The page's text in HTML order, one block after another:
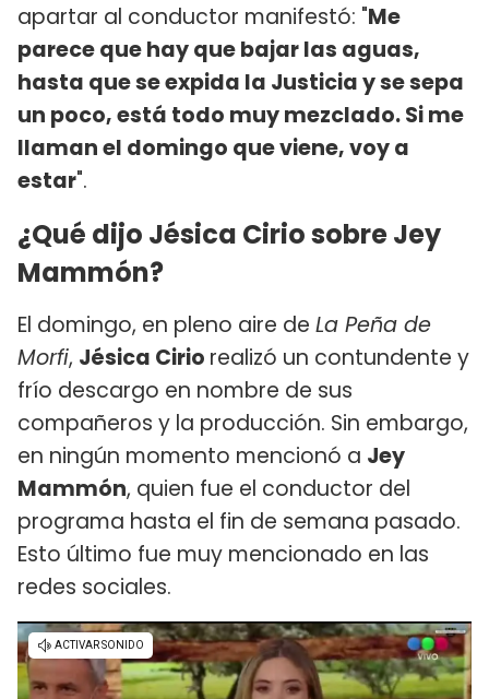
apartar al conductor manifestó: "Me
parece que hay que bajar las aguas,
hasta que se expida la Justicia y se sepa
un poco, está todo muy mezclado. Si me
llaman el domingo que viene, voy a
estar".
¿Qué dijo Jésica Cirio sobre Jey
Mammón?
El domingo, en pleno aire de La Peña de
Morfi, Jésica Cirio realizó un contundente y
frío descargo en nombre de sus
compañeros y la producción. Sin embargo,
en ningún momento mencionó a Jey
Mammón, quien fue el conductor del
programa hasta el fin de semana pasado.
Esto último fue muy mencionado en las
redes sociales.